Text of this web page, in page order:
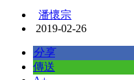
潘懷宗
2019-02-26
分享
傳送